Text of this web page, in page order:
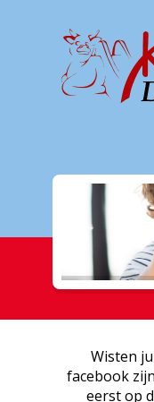
Home
Feest
Wisten
facebook
eerst op